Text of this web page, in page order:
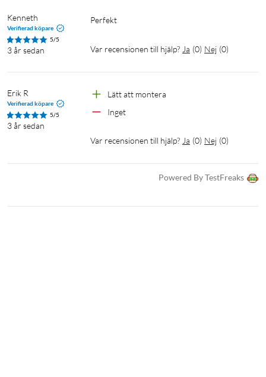
Kenneth
Verifierad köpare
5/5
3 år sedan
Perfekt
Var recensionen till hjälp? Ja (0) Nej (0)
Erik R
Verifierad köpare
5/5
3 år sedan
Lätt att montera
Inget
Var recensionen till hjälp? Ja (0) Nej (0)
Powered By TestFreaks